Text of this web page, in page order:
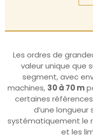
Les ordres de
valeur unique que
segment, avec
machines, 30 à 70 m
certaines
d’une longueur
systématiquement le
et les